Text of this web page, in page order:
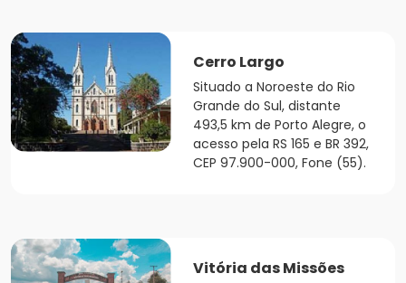
Cerro Largo
Situado a Noroeste do Rio
Grande do Sul, distante
493,5 km de Porto Alegre, o
acesso pela RS 165 e BR 392,
CEP 97.900-000, Fone (55).
Vitória das Missões